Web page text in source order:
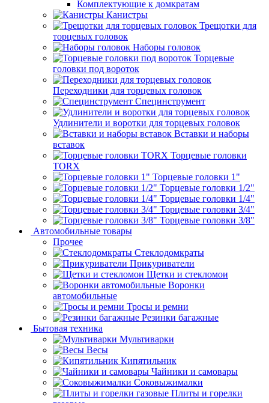
Комплектующие к домкратам
Канистры
Трещотки для
торцевых головок
Наборы головок
Торцевые
головки под вороток
Переходники для торцевых головок
Специнструмент
Удлинители и воротки для торцевых головок
Вставки и наборы
вставок
Торцевые головки
TORX
Торцевые головки 1"
Торцевые головки 1/2"
Торцевые головки 1/4"
Торцевые головки 3/4"
Торцевые головки 3/8"
Автомобильные товары
Прочее
Стеклодомкраты
Прикуриватели
Щетки и стекломои
Воронки
автомобильные
Тросы и ремни
Резинки багажные
Бытовая техника
Мультиварки
Весы
Кипятильник
Чайники и самовары
Соковыжималки
Плиты и горелки